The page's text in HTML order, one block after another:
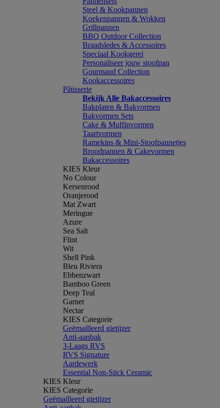
Steel & Kookpannen
Koekenpannen & Wokken
Grillpannen
BBQ Outdoor Collection
Braadsledes & Accessoires
Speciaal Kookgerei
Personaliseer jouw stoofpan
Gourmand Collection
Kookaccessoires
Pâtisserie
Bekijk Alle Bakaccessoires
Bakplaten & Bakvormen
Bakvormen Sets
Cake & Muffinvormen
Taartvormen
Ramekins & Mini-Stoofpannetjes
Broodpannen & Cakevormen
Bakaccessoires
KIES Kleur
No Colour
Kersenrood
Oranjerood
Mat Zwart
Meringue
Azure
Sea Salt
Flint
Wit
Shell Pink
Bleu Riviera
Ebbenzwart
Bamboo Green
Deep Teal
Garnet
Nectar
KIES Categorie
Geëmailleerd gietijzer
Anti-aanbak
3-Laags RVS
RVS Signature
Aardewerk
Essential Non-Stick Ceramic
KIES Kleur
KIES Categorie
Geëmailleerd gietijzer